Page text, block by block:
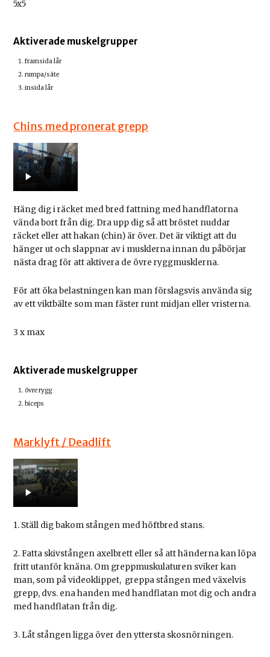
5x5
Aktiverade muskelgrupper
framsida lår
rumpa/säte
insida lår
Chins med pronerat grepp
Häng dig i räcket med bred fattning med handflatorna
vända bort från dig. Dra upp dig så att bröstet nuddar
räcket eller att hakan (chin) är över. Det är viktigt att du
hänger ut och slappnar av i musklerna innan du påbörjar
nästa drag för att aktivera de övre ryggmusklerna.
För att öka belastningen kan man förslagsvis använda sig
av ett viktbälte som man fäster runt midjan eller vristerna.
3 x max
Aktiverade muskelgrupper
övre rygg
biceps
Marklyft / Deadlift
1. Ställ dig bakom stången med höftbred stans.
2. Fatta skivstången axelbrett eller så att händerna kan löpa
fritt utanför knäna. Om greppmuskulaturen sviker kan
man, som på videoklippet, greppa stången med växelvis
grepp, dvs. ena handen med handflatan mot dig och andra
med handflatan från dig.
3. Låt stången ligga över den yttersta skosnörningen.